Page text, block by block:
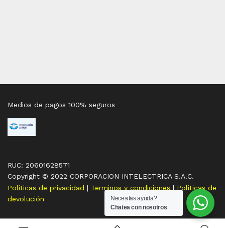
RUC: 20601628571
Copyright © 2022 CORPORACION INTELECTRICA S.A.C.
Medios de pagos 100% seguros
Politicas de privacidad | Terminos y condiciones|Politicas de
devolución
Necesitas ayuda?
Chatea con nosotros